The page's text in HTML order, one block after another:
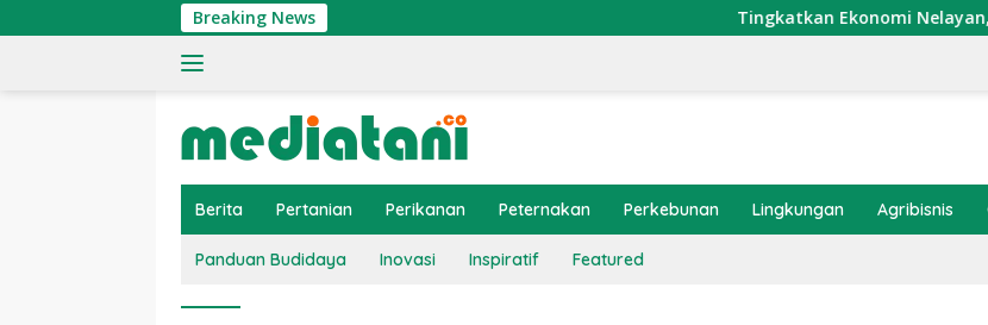
ke
Breaking News Tingkatkan Ekonomi Nelayan,
Berita Pertanian Perikanan Peternakan Perkebunan Lingkungan Agribisnis
Panduan Budidaya Inovasi Inspiratif Featured